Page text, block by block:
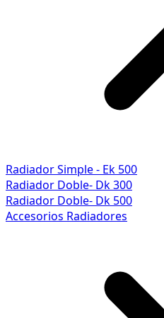
Radiador Simple - Ek 500
Radiador Doble- Dk 300
Radiador Doble- Dk 500
Accesorios Radiadores